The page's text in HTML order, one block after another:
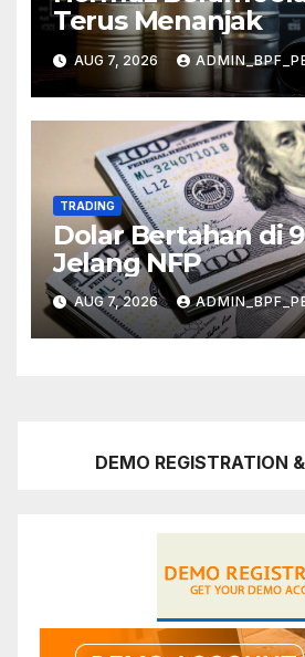
Terus Menanjak
AUG 7, 2026
TRADING
Dolar Bertahan di
Jelang NFP
AUG 7, 2026
DEMO REGISTRATION